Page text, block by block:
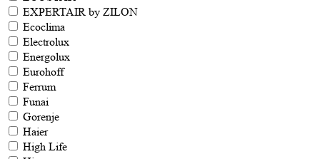
EXPERTAIR by ZILON
Ecoclima
Electrolux
Energolux
Eurohoff
Ferrum
Funai
Gorenje
Haier
High Life